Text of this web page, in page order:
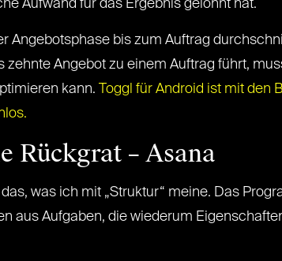
Aufwand für das Ergebnis gelohnt hat.
Angebotsphase bis zum Auftrag
zehnte Angebot zu einem Auftrag führt,
kann. Toggl für Android ist mit den
Rückgrat – Asana
was ich mit „Struktur“ meine. Das
aus Aufgaben, die wiederum